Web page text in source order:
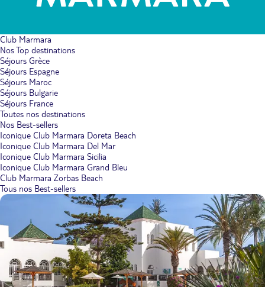
Club Marmara
Nos Top destinations
Séjours Grèce
Séjours Espagne
Séjours Maroc
Séjours Bulgarie
Séjours France
Toutes nos destinations
Nos Best-sellers
Iconique Club Marmara Doreta Beach
Iconique Club Marmara Del Mar
Iconique Club Marmara Sicilia
Iconique Club Marmara Grand Bleu
Club Marmara Zorbas Beach
Tous nos Best-sellers